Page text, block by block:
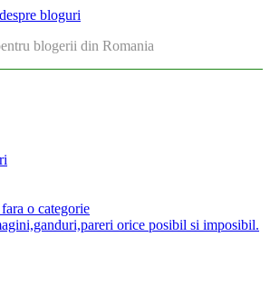
bloguri
blogerii din Romania
o categorie
orice posibil si imposibil.